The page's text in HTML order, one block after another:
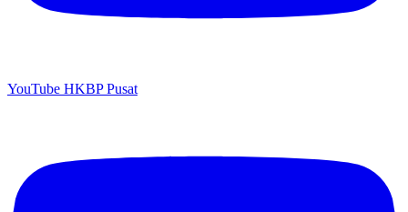
YouTube HKBP Pusat